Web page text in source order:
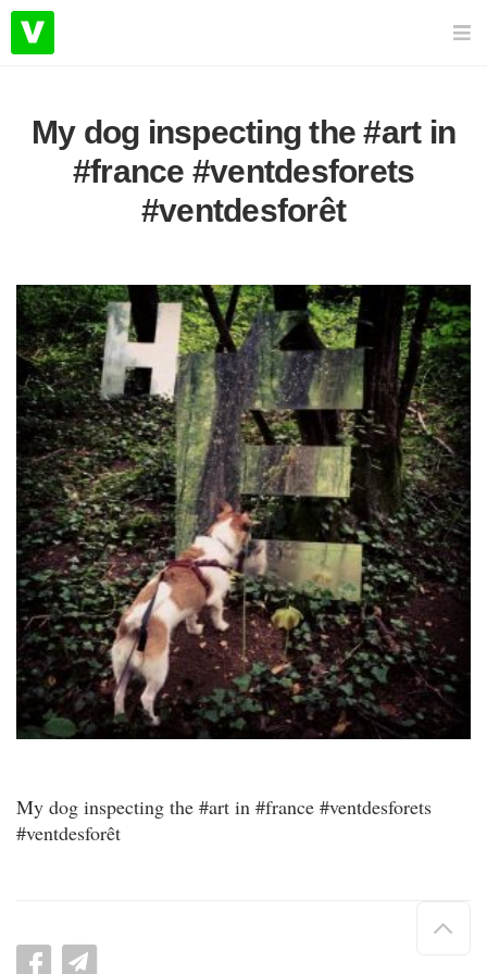
My dog inspecting the #art in
#france #ventdesforets
#ventdesforêt
My dog inspecting the #art in #france #ventdesforets
#ventdesforêt
de